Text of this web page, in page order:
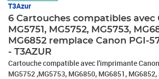
T3Azur
6 Cartouches compatibles avec
MG5751, MG5752, MG5753,
MG6852 remplace Canon PGI-
- T3AZUR
Cartouche compatible avec l'imprimante
MG5752 ,MG5753, MG6850, MG6851,